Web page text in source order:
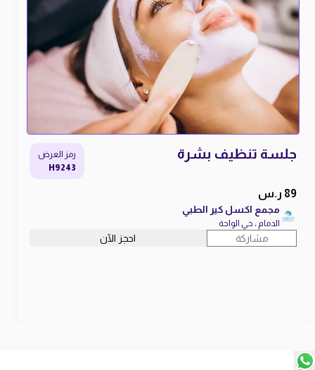
جلسة تنظيف بشرة
89 ر.س
رمز العرض
H9243
مجمع اكسل كير الطبي
الدمام ، حي الواحة
مشاركة احجز الآن